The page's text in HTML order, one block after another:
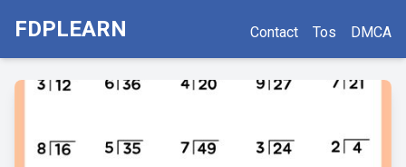
FDPLEARN Contact Tos DMCA